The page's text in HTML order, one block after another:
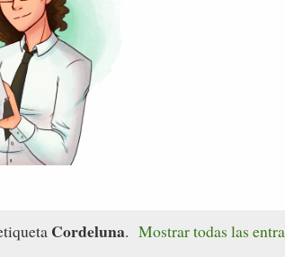
Cordeluna. Mostrar todas las